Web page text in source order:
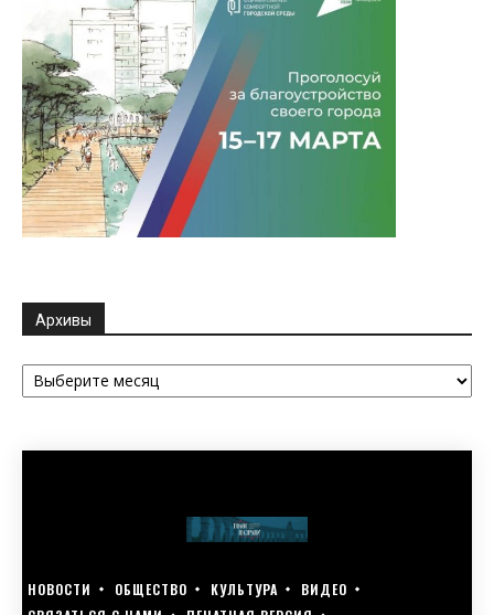
Архивы
Архивы
НОВОСТИ ОБЩЕСТВО КУЛЬТУРА
ВИДЕО